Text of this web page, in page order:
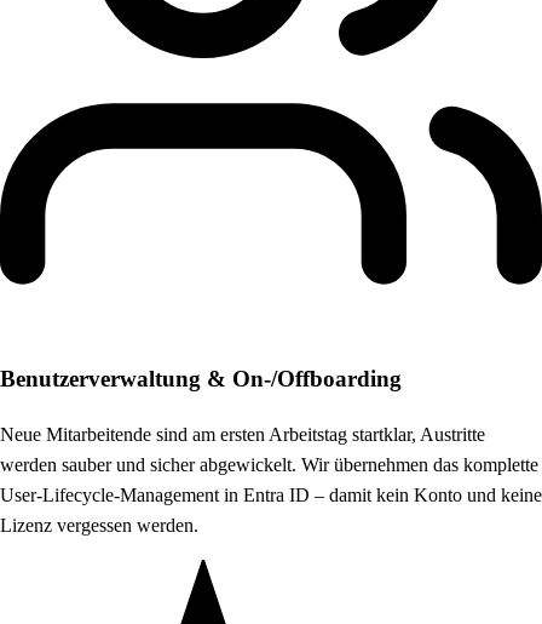
Benutzerverwaltung & On-/Offboarding
Neue Mitarbeitende sind am ersten Arbeitstag startklar, Austritte
werden sauber und sicher abgewickelt. Wir übernehmen das komplette
User-Lifecycle-Management in Entra ID – damit kein Konto und keine
Lizenz vergessen werden.